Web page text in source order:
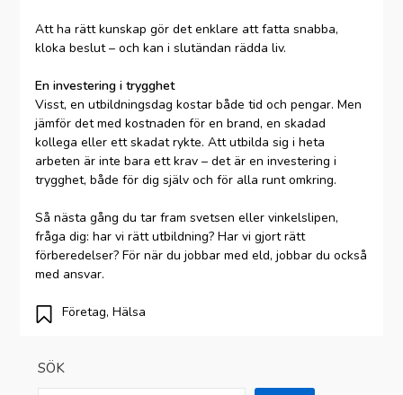
Att ha rätt kunskap gör det enklare att fatta snabba,
kloka beslut – och kan i slutändan rädda liv.
En investering i trygghet
Visst, en utbildningsdag kostar både tid och pengar. Men
jämför det med kostnaden för en brand, en skadad
kollega eller ett skadat rykte. Att utbilda sig i heta
arbeten är inte bara ett krav – det är en investering i
trygghet, både för dig själv och för alla runt omkring.
Så nästa gång du tar fram svetsen eller vinkelslipen,
fråga dig: har vi rätt utbildning? Har vi gjort rätt
förberedelser? För när du jobbar med eld, jobbar du också
med ansvar.
Företag, Hälsa
SÖK